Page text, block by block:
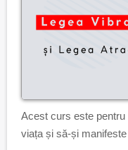
Acest curs este
viața și să-și